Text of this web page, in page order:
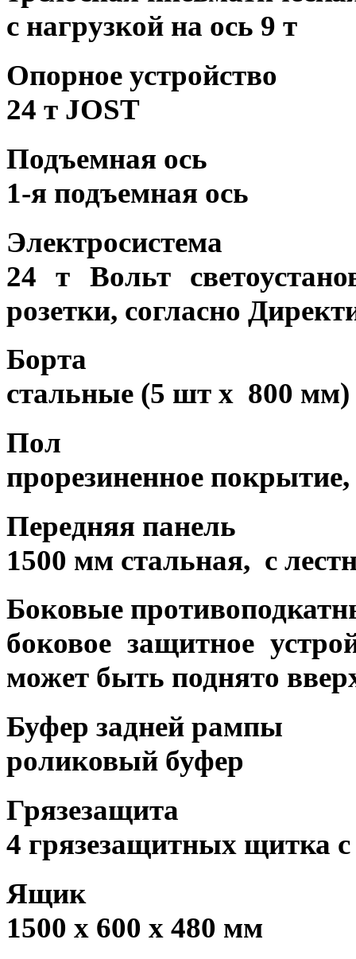
с нагрузкой на ось 9 т
Опорное устройство
24 т JOST
Подъемная ось
1-я подъемная ось
Электросистема
24 т Вольт
розетки, согласно
Борта
стальные (5 шт x 800 мм)
Пол
прорезиненное
Передняя панель
1500 мм стальная, с
Боковые
боковое защитное
может быть поднято
Буфер задней рампы
роликовый буфер
Грязезащита
4 грязезащитных щитка
Ящик
1500 x 600 x 480 мм